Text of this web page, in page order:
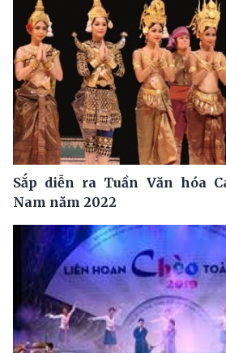
Sắp diễn ra Tuần Văn hóa
Nam năm 2022